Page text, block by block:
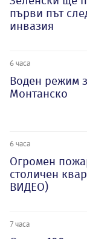
първи път
инвазия
6 часа
Воден режим
Монтанско
6 часа
Огромен
столичен
ВИДЕО)
7 часа